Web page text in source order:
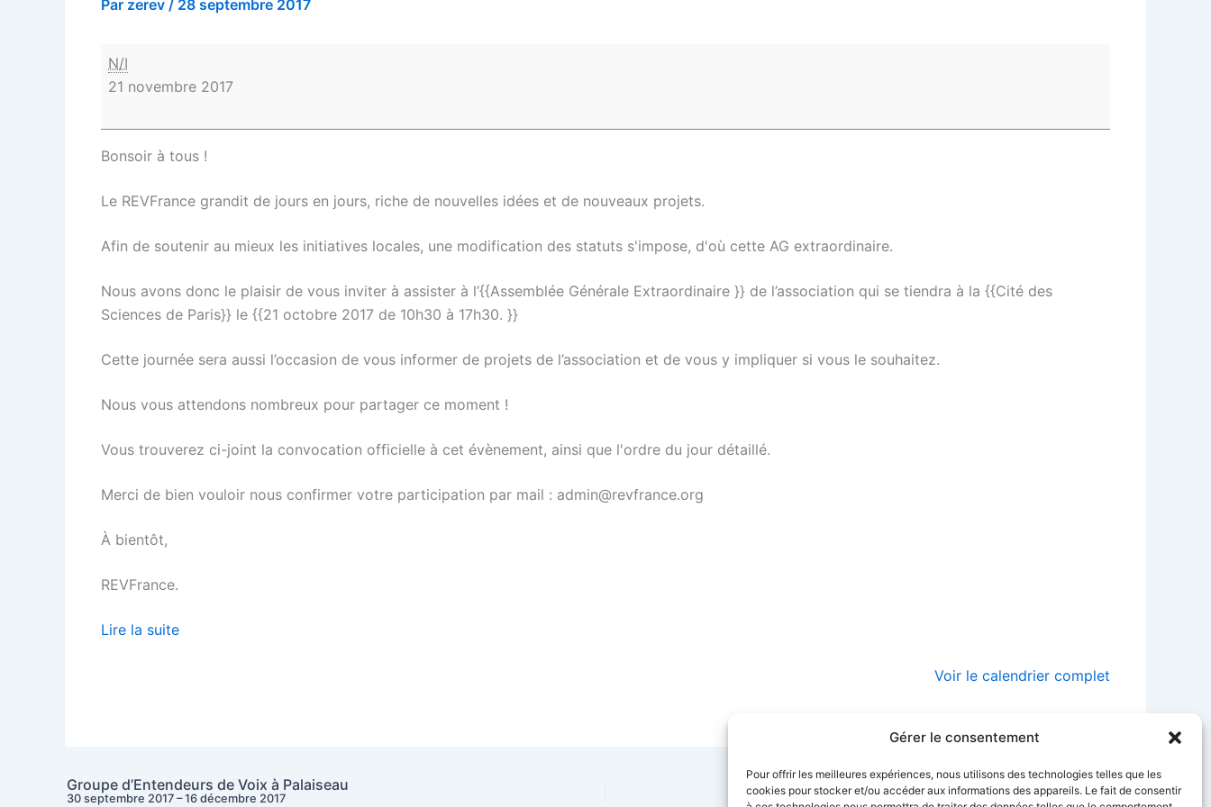
Gérer le consentement
Pour offrir les meilleures expériences, nous utilisons des technologies telles que les
cookies pour stocker et/ou accéder aux informations des appareils. Le fait de consentir
Par zerev / 28 septembre 2017
N/I
21 novembre 2017
Bonsoir à tous !
Le REVFrance grandit de jours en jours, riche de nouvelles idées et de nouveaux projets.
Afin de soutenir au mieux les initiatives locales, une modification des statuts s'impose, d'où cette AG extraordinaire.
Nous avons donc le plaisir de vous inviter à assister à l’{{Assemblée Générale Extraordinaire }} de l’association qui se tiendra à la {{Cité des
Sciences de Paris}} le {{21 octobre 2017 de 10h30 à 17h30. }}
Cette journée sera aussi l’occasion de vous informer de projets de l’association et de vous y impliquer si vous le souhaitez.
Nous vous attendons nombreux pour partager ce moment !
Vous trouverez ci-joint la convocation officielle à cet évènement, ainsi que l'ordre du jour détaillé.
Merci de bien vouloir nous confirmer votre participation par mail : admin@revfrance.org
À bientôt,
REVFrance.
Lire la suite
Voir le calendrier complet
Groupe d’Entendeurs de Voix à Palaiseau
30 septembre 2017 –16 décembre 2017
Groupe d’Entendeurs de Voix à Palaiseau
30 septembre 2017–16 décembre 2017